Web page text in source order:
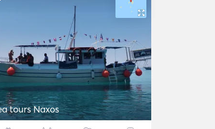
tours Naxos